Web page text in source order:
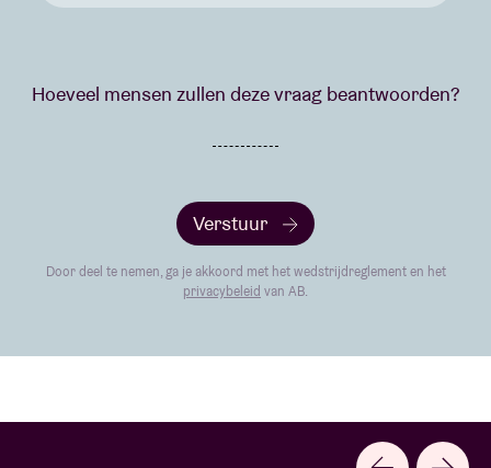
Hoeveel mensen zullen deze vraag beantwoorden?
Verstuur
Door deel te nemen, ga je akkoord met het wedstrijdreglement en het
privacybeleid van AB.